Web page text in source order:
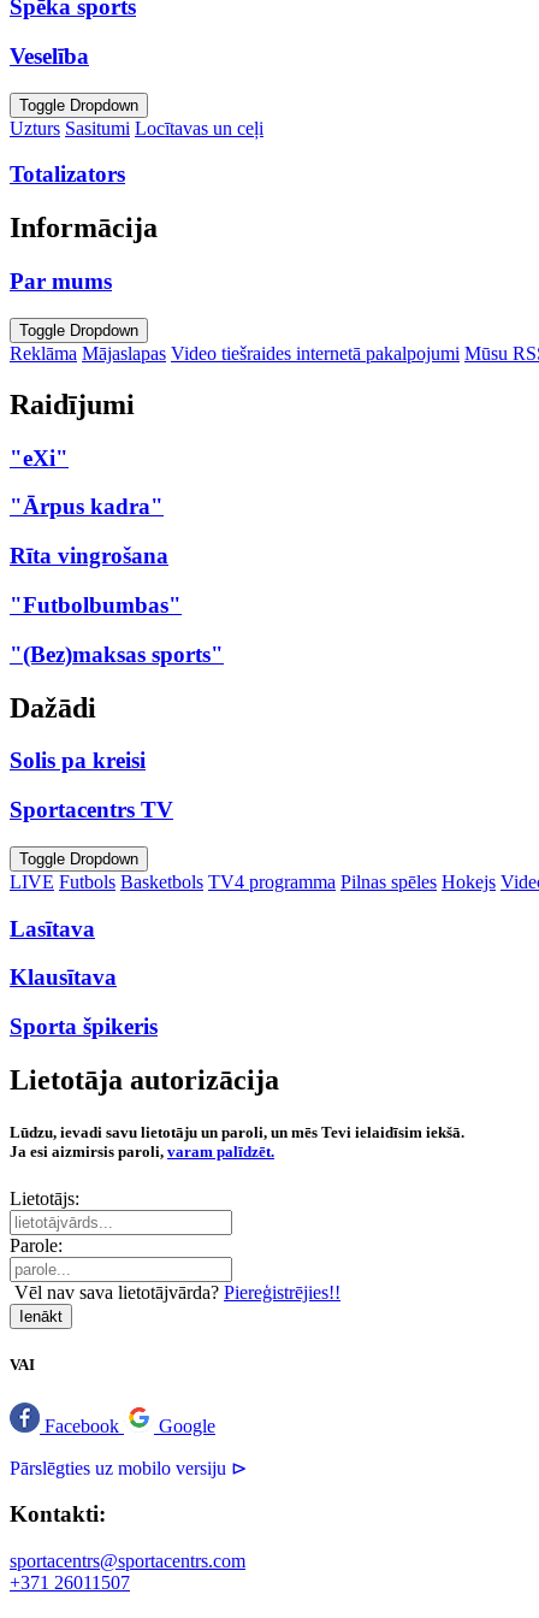
Spēka sports
Veselība
Toggle Dropdown
Uzturs Sasitumi Locītavas un ceļi
Totalizators
Informācija
Par mums
Toggle Dropdown
Reklāma Mājaslapas Video tiešraides internetā pakalpojumi Mūsu
Raidījumi
"eXi"
"Ārpus kadra"
Rīta vingrošana
"Futbolbumbas"
"(Bez)maksas sports"
Dažādi
Solis pa kreisi
Sportacentrs TV
Toggle Dropdown
LIVE Futbols Basketbols TV4 programma Pilnas spēles Hokejs
Lasītava
Klausītava
Sporta špikeris
Lietotāja autorizācija
Lūdzu, ievadi savu lietotāju un paroli, un mēs Tevi ielaidīsim iekšā.
Ja esi aizmirsis paroli, varam palīdzēt.
Lietotājs:
Parole:
Vēl nav sava lietotājvārda? Piereģistrējies!!
Ienākt
VAI
Facebook Google
Pārslēgties uz mobilo versiju ⊳
Kontakti:
sportacentrs@sportacentrs.com
+371 26011507